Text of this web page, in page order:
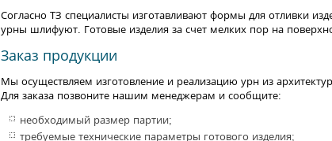
Согласно ТЗ специалисты изготавливают формы для отливки
урны шлифуют. Готовые изделия за счет мелких пор на
Заказ продукции
Мы осуществляем изготовление и реализацию урн из
Для заказа позвоните нашим менеджерам и сообщите:
необходимый размер партии;
требуемые технические параметры готового изделия;